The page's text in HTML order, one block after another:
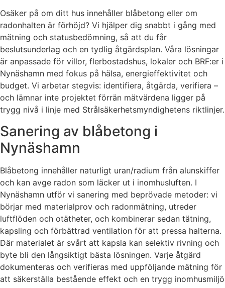
Osäker på om ditt hus innehåller blåbetong eller om
radonhalten är förhöjd? Vi hjälper dig snabbt i gång med
mätning och statusbedömning, så att du får
beslutsunderlag och en tydlig åtgärdsplan. Våra lösningar
är anpassade för villor, flerbostadshus, lokaler och BRF:er i
Nynäshamn med fokus på hälsa, energieffektivitet och
budget. Vi arbetar stegvis: identifiera, åtgärda, verifiera –
och lämnar inte projektet förrän mätvärdena ligger på
trygg nivå i linje med Strålsäkerhetsmyndighetens riktlinjer.
Sanering av blåbetong i
Nynäshamn
Blåbetong innehåller naturligt uran/radium från alunskiffer
och kan avge radon som läcker ut i inomhusluften. I
Nynäshamn utför vi sanering med beprövade metoder: vi
börjar med materialprov och radonmätning, utreder
luftflöden och otätheter, och kombinerar sedan tätning,
kapsling och förbättrad ventilation för att pressa halterna.
Där materialet är svårt att kapsla kan selektiv rivning och
byte bli den långsiktigt bästa lösningen. Varje åtgärd
dokumenteras och verifieras med uppföljande mätning för
att säkerställa bestående effekt och en trygg inomhusmiljö